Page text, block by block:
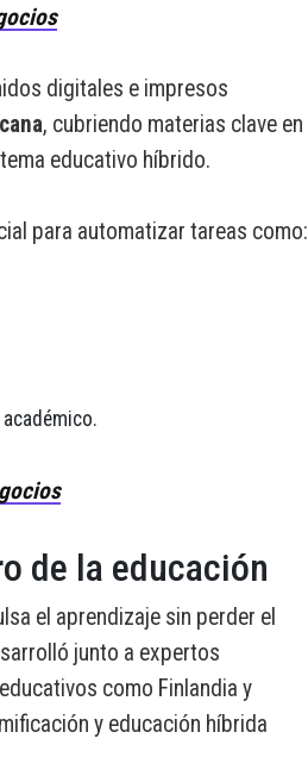
digitales e impresos
, cubriendo materias clave en
educativo híbrido.
para automatizar tareas como:
de la educación
el aprendizaje sin perder el
junto a expertos
como Finlandia y
y educación híbrida